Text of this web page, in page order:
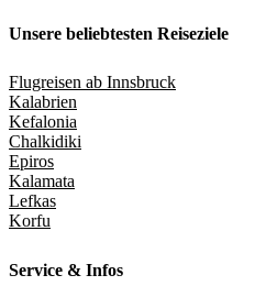
Unsere beliebtesten Reiseziele
Flugreisen ab Innsbruck
Kalabrien
Kefalonia
Chalkidiki
Epiros
Kalamata
Lefkas
Korfu
Service & Infos